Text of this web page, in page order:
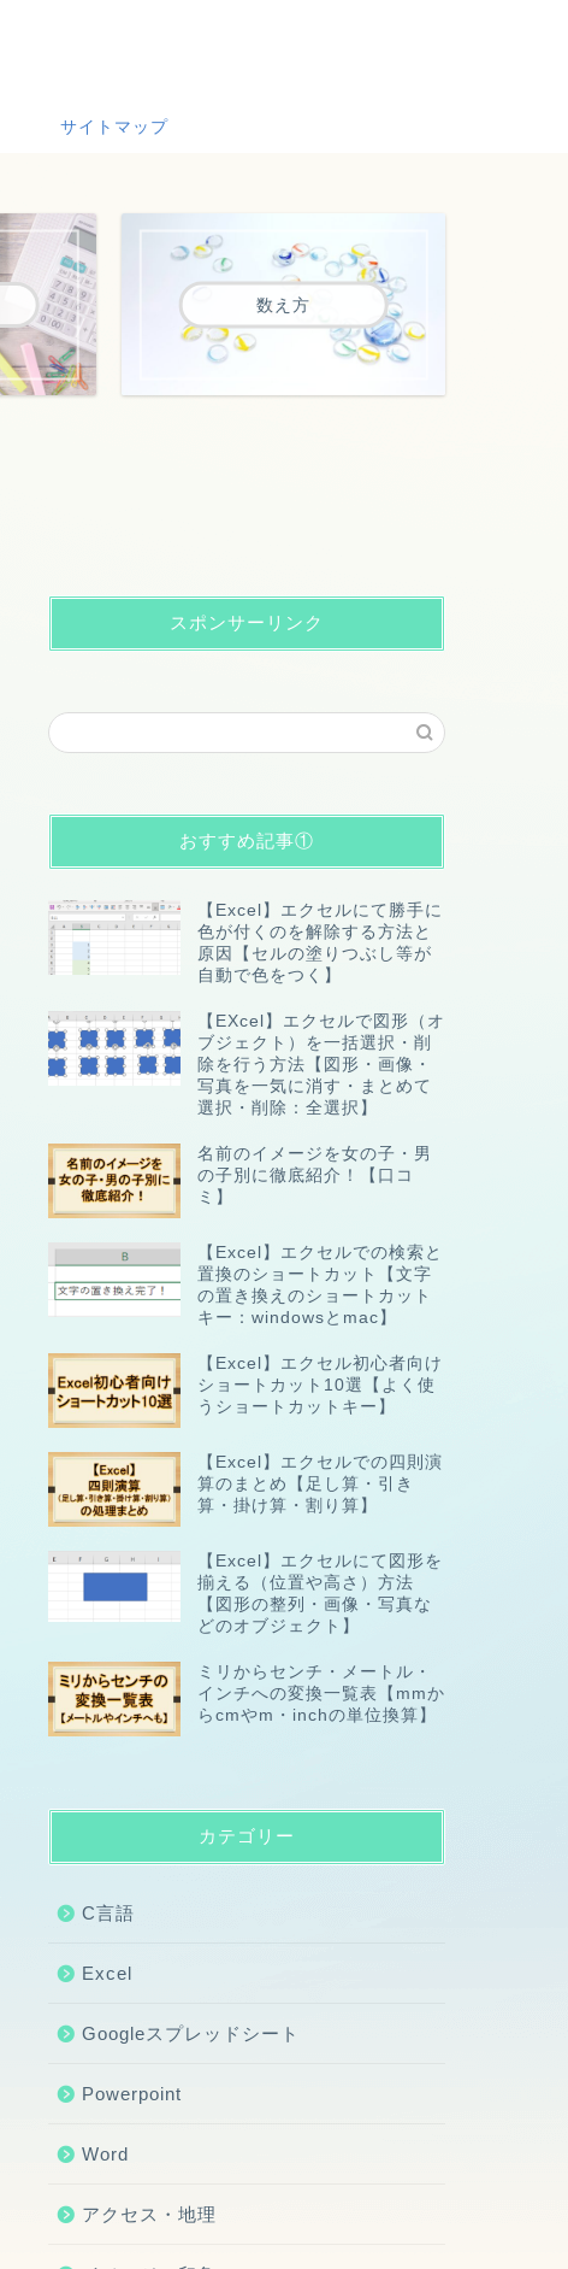
サイトマップ
数え方
スポンサーリンク
おすすめ記事①
【Excel】エクセルにて勝手に
色が付くのを解除する方法と
原因【セルの塗りつぶし等が
自動で色をつく】
【EXcel】エクセルで図形（オ
ブジェクト）を一括選択・削
除を行う方法【図形・画像・
写真を一気に消す・まとめて
選択・削除：全選択】
名前のイメージを女の子・男
の子別に徹底紹介！【口コ
ミ】
【Excel】エクセルでの検索と
置換のショートカット【文字
の置き換えのショートカット
キー：windowsとmac】
【Excel】エクセル初心者向け
ショートカット10選【よく使
うショートカットキー】
【Excel】エクセルでの四則演
算のまとめ【足し算・引き
算・掛け算・割り算】
【Excel】エクセルにて図形を
揃える（位置や高さ）方法
【図形の整列・画像・写真な
どのオブジェクト】
ミリからセンチ・メートル・
インチへの変換一覧表【mmか
らcmやm・inchの単位換算】
カテゴリー
C言語
Excel
Googleスプレッドシート
Powerpoint
Word
アクセス・地理